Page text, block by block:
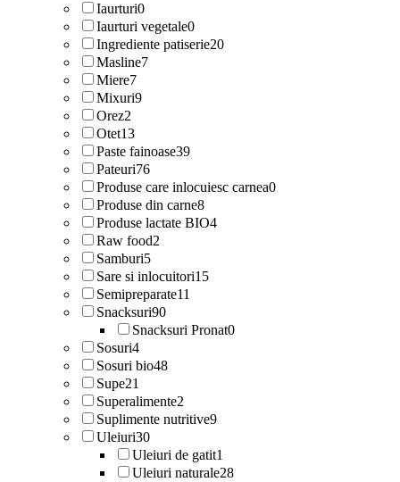
Iaurturi0
Iaurturi vegetale0
Ingrediente patiserie20
Masline7
Miere7
Mixuri9
Orez2
Otet13
Paste fainoase39
Pateuri76
Produse care inlocuiesc carnea0
Produse din carne8
Produse lactate BIO4
Raw food2
Samburi5
Sare si inlocuitori15
Semipreparate11
Snacksuri90
Snacksuri Pronat0
Sosuri4
Sosuri bio48
Supe21
Superalimente2
Suplimente nutritive9
Uleiuri30
Uleiuri de gatit1
Uleiuri naturale28